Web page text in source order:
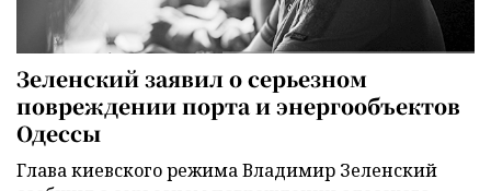
Зеленский заявил о серьезном
повреждении порта и энергообъектов
Одессы
Глава киевского режима Владимир Зеленский